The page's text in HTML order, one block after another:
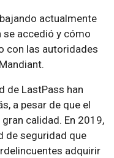
actualmente
se accedió y cómo
con las autoridades
de LastPass han
a pesar de que el
calidad. En 2019,
de seguridad que
adquirir